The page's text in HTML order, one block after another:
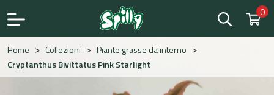
0
Home > Collezioni > Piante grasse da interno >
Cryptanthus Bivittatus Pink Starlight